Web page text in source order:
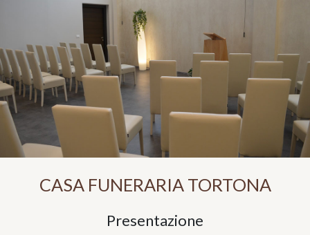
CASA FUNERARIA TORTONA
Presentazione